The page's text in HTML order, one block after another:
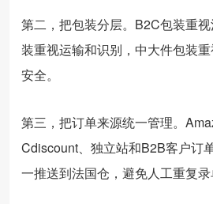
第二，把包装分层。B2C包装重
装重视运输和识别，中大件包装
安全。
第三，把订单来源统一管理。
Cdiscount、独立站和B2B客户订
一推送到法国仓，避免人工重复录